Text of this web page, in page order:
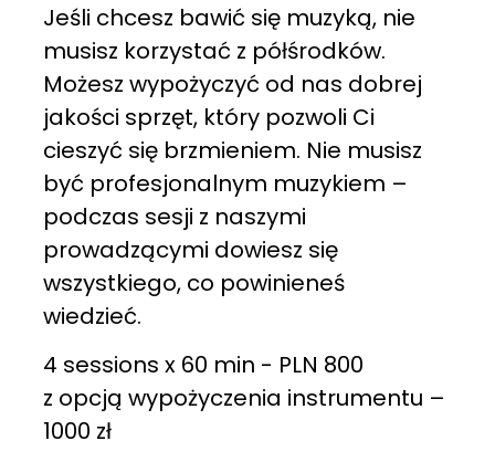
Jeśli chcesz bawić się muzyką, nie
musisz korzystać z półśrodków.
Możesz wypożyczyć od nas dobrej
jakości sprzęt, który pozwoli Ci
cieszyć się brzmieniem. Nie musisz
być profesjonalnym muzykiem –
podczas sesji z naszymi
prowadzącymi dowiesz się
wszystkiego, co powinieneś
wiedzieć.
4 sessions x 60 min - PLN 800
z opcją wypożyczenia instrumentu –
1000 zł